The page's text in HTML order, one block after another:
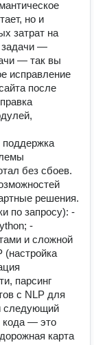
но и
затрат на
задачи —
— так вы
исправление
после
поддержка
без сбоев.
решения.
по запросу): -
-
и сложной
(настройка
парсинг
с NLP для
следующий
кода — это
карта